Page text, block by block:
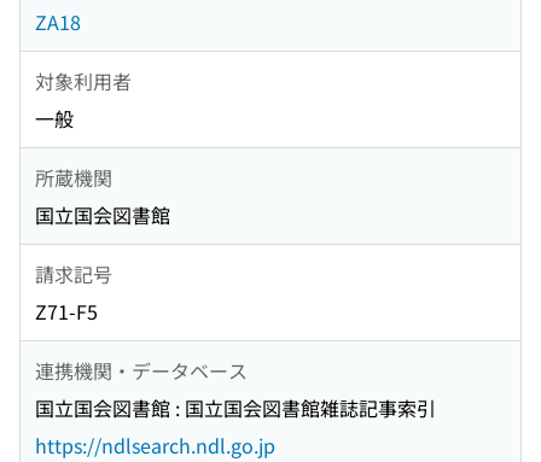
ZA18
対象利用者
一般
所蔵機関
国立国会図書館
請求記号
Z71-F5
連携機関・データベース
国立国会図書館 : 国立国会図書館雑誌記事索引
https://ndlsearch.ndl.go.jp